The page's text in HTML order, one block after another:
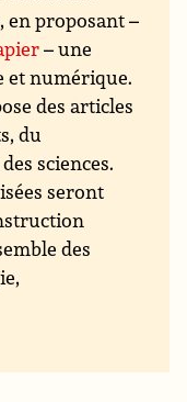
en proposant –
– une
et numérique.
des articles
du
sciences.
seront
des